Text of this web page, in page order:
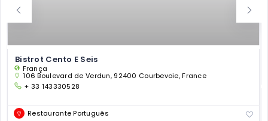
Bistrot Cento E Seis
França
106 Boulevard de Verdun, 92400 Courbevoie, France
+ 33 143330528
Restaurante Português